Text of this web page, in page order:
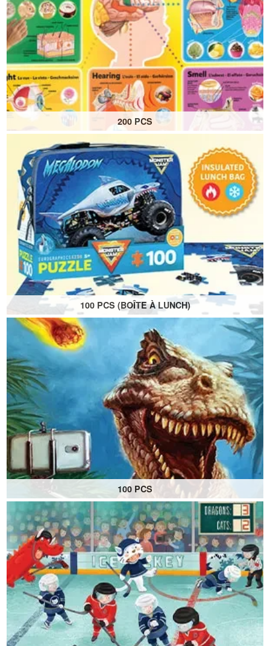
200 PCS
Puzzle de 200 pièces
Idéal pour les enfants de 6 ans et plus
100 PCS (BOÎTE À LUNCH)
Boîte à lunch isotherme à collectionner
Puzzle de 100 pièces
Affiche inclus
100 PCS
Puzzles 100 pièces